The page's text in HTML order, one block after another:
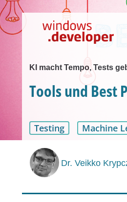
KI macht Tempo, Tests
Tools und Best
Testing Machine
Dr. Veikko